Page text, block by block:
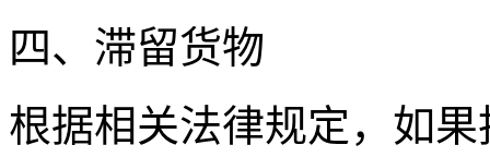
四、滞留货物
根据相关法律规定，如